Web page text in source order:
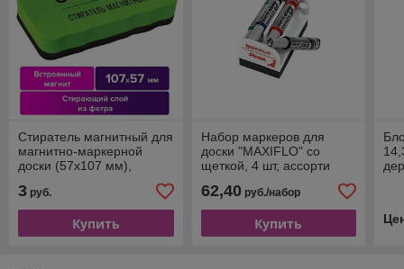
Стиратель магнитный для
магнитно-маркерной
доски (57х107 мм),
STAFF "Basic"
3 руб.
Купить
Набор маркеров для
доски "MAXIFLO" со
щеткой, 4 шт, ассорти
62,40руб./набор
Купить